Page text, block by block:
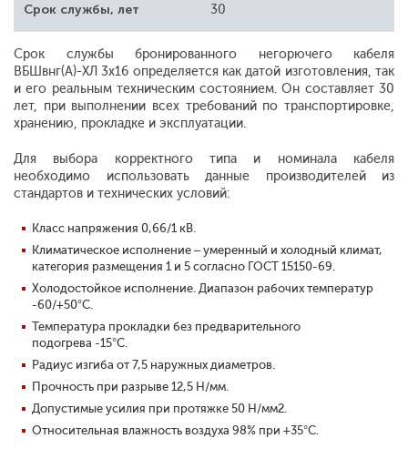
Срок службы, лет 30
Срок службы бронированного негорючего кабеля
ВБШвнг(А)-ХЛ 3х16 определяется как датой изготовления, так
и его реальным техническим состоянием. Он составляет 30
лет, при выполнении всех требований по транспортировке,
хранению, прокладке и эксплуатации.
Для выбора корректного типа и номинала кабеля
необходимо использовать данные производителей из
стандартов и технических условий:
Класс напряжения 0,66/1 кВ.
Климатическое исполнение – умеренный и холодный климат,
категория размещения 1 и 5 согласно ГОСТ 15150-69.
Холодостойкое исполнение. Диапазон рабочих температур
-60/+50°С.
Температура прокладки без предварительного
подогрева -15°С.
Радиус изгиба от 7,5 наружных диаметров.
Прочность при разрыве 12,5 Н/мм.
Допустимые усилия при протяжке 50 Н/мм2.
Относительная влажность воздуха 98% при +35°С.